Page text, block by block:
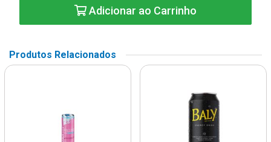
Adicionar ao Carrinho
Produtos Relacionados